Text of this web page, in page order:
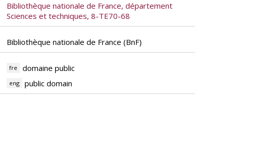
Bibliothèque nationale de France, département
Sciences et techniques, 8-TE70-68
Bibliothèque nationale de France (BnF)
fre domaine public
eng public domain